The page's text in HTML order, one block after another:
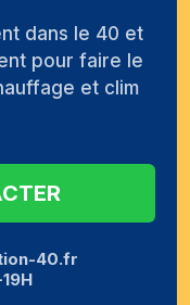
dans le 40 et
pour faire le
et clim
40.fr